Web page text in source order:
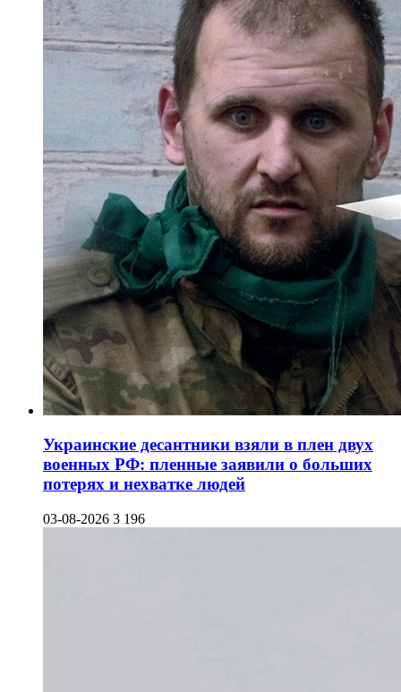
Украинские десантники взяли в плен двух
военных РФ: пленные заявили о больших
потерях и нехватке людей
03-08-2026 3 196